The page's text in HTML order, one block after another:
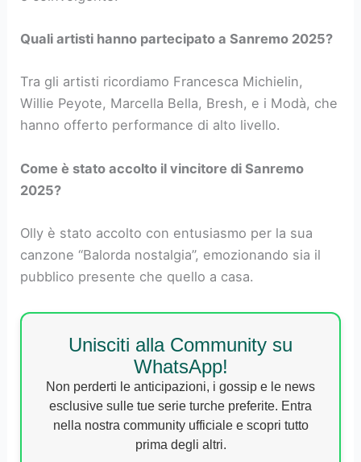
Quali artisti hanno partecipato a Sanremo 2025?
Tra gli artisti ricordiamo Francesca Michielin,
Willie Peyote, Marcella Bella, Bresh, e i Modà, che
hanno offerto performance di alto livello.
Come è stato accolto il vincitore di Sanremo
2025?
Olly è stato accolto con entusiasmo per la sua
canzone “Balorda nostalgia”, emozionando sia il
pubblico presente che quello a casa.
Unisciti alla Community su
WhatsApp!
Non perderti le anticipazioni, i gossip e le news
esclusive sulle tue serie turche preferite. Entra
nella nostra community ufficiale e scopri tutto
prima degli altri.